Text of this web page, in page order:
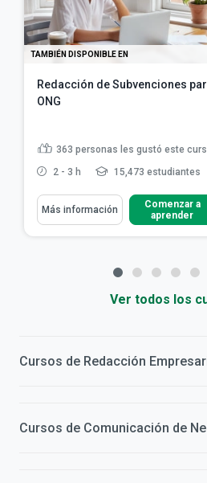
TAMBIÉN DISPONIBLE EN
Redacción de Subvenciones
ONG
363 personas les gustó este
2 - 3 h 15,473 estudiantes
Más información
Comenzar a
aprender
Ver todos los
Cursos de Redacción
Cursos de Comunicación de